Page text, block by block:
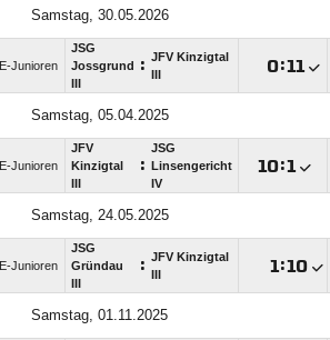
Samstag, 30.05.2026
E-Junioren
JSG
Jossgrund
: JFV Kinzigtal
:
Samstag, 05.04.2025
E-Junioren
JFV
Kinzigtal
:
JSG
Linsengericht
IV
:
Samstag, 24.05.2025
E-Junioren
JSG
Gründau
: JFV Kinzigtal
:
Samstag, 01.11.2025